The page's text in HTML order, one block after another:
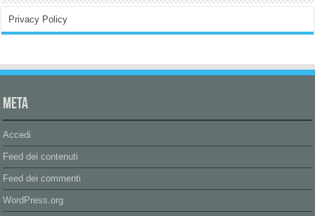
Privacy Policy
Meta
Accedi
Feed dei contenuti
Feed dei commenti
WordPress.org